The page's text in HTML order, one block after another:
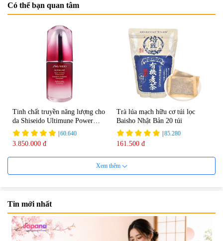
Có thể bạn quan tâm
Tinh chất truyền năng lượng cho
da Shiseido Ultimune Power
75ml
|60.640
3.850.000 đ
Trà lúa mạch hữu cơ túi lọc
Baisho Nhật Bản 20 túi
|85.280
161.500 đ
Xem thêm
Tin mới nhất